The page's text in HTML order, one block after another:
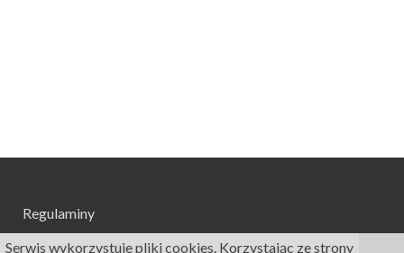
Regulaminy
Serwis wykorzystuje pliki cookies. Korzystając ze strony